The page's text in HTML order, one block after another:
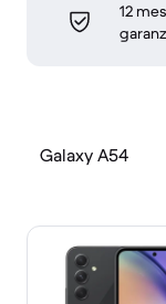
12
Galaxy A54